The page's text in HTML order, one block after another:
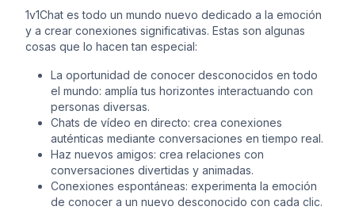
1v1Chat es todo un mundo nuevo dedicado a la emoción
y a crear conexiones significativas. Estas son algunas
cosas que lo hacen tan especial:
La oportunidad de conocer desconocidos en todo
el mundo: amplía tus horizontes interactuando con
personas diversas.
Chats de vídeo en directo: crea conexiones
auténticas mediante conversaciones en tiempo real.
Haz nuevos amigos: crea relaciones con
conversaciones divertidas y animadas.
Conexiones espontáneas: experimenta la emoción
de conocer a un nuevo desconocido con cada clic.